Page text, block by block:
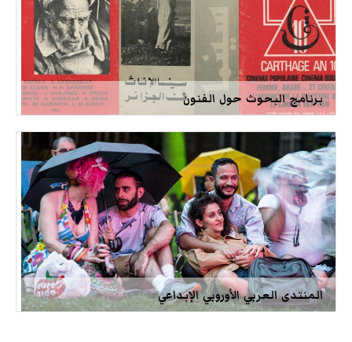
برنامج البحوث حول الفنون
المنتدى العربي الأوروبي الإبداعي